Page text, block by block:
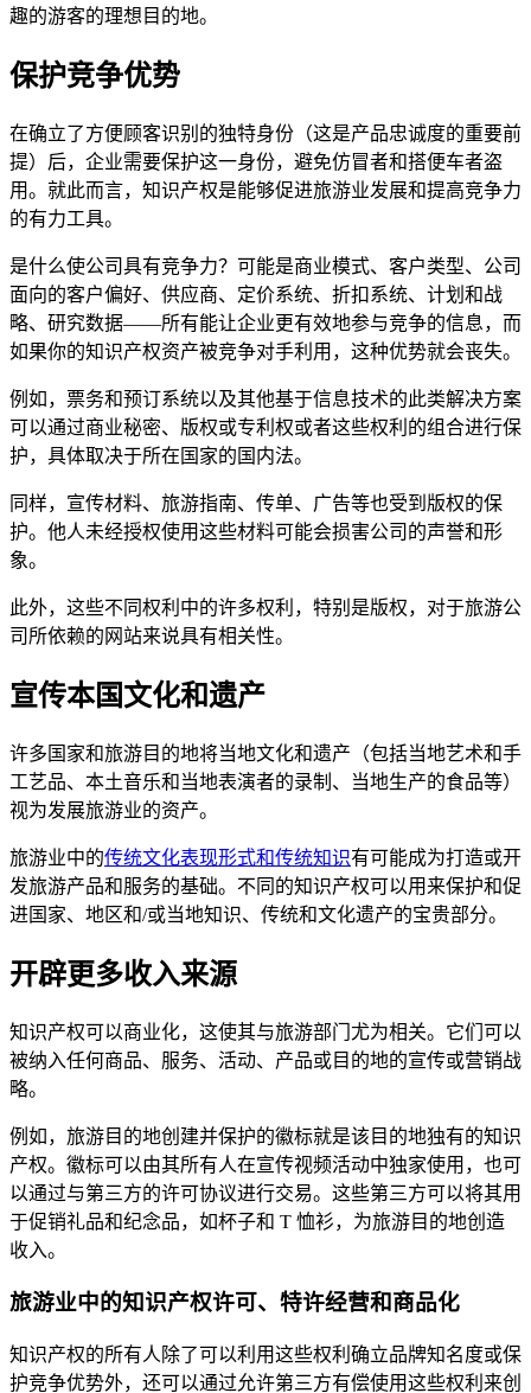
趣的游客的理想目的地。
保护竞争优势
在确立了方便顾客识别的独特身份（这是产品忠诚度的重要前
提）后，企业需要保护这一身份，避免仿冒者和搭便车者盗
用。就此而言，知识产权是能够促进旅游业发展和提高竞争力
的有力工具。
是什么使公司具有竞争力？可能是商业模式、客户类型、公司
面向的客户偏好、供应商、定价系统、折扣系统、计划和战
略、研究数据——所有能让企业更有效地参与竞争的信息，而
如果你的知识产权资产被竞争对手利用，这种优势就会丧失。
例如，票务和预订系统以及其他基于信息技术的此类解决方案
可以通过商业秘密、版权或专利权或者这些权利的组合进行保
护，具体取决于所在国家的国内法。
同样，宣传材料、旅游指南、传单、广告等也受到版权的保
护。他人未经授权使用这些材料可能会损害公司的声誉和形
象。
此外，这些不同权利中的许多权利，特别是版权，对于旅游公
司所依赖的网站来说具有相关性。
宣传本国文化和遗产
许多国家和旅游目的地将当地文化和遗产（包括当地艺术和手
工艺品、本土音乐和当地表演者的录制、当地生产的食品等）
视为发展旅游业的资产。
旅游业中的传统文化表现形式和传统知识有可能成为打造或开
发旅游产品和服务的基础。不同的知识产权可以用来保护和促
进国家、地区和/或当地知识、传统和文化遗产的宝贵部分。
开辟更多收入来源
知识产权可以商业化，这使其与旅游部门尤为相关。它们可以
被纳入任何商品、服务、活动、产品或目的地的宣传或营销战
略。
例如，旅游目的地创建并保护的徽标就是该目的地独有的知识
产权。徽标可以由其所有人在宣传视频活动中独家使用，也可
以通过与第三方的许可协议进行交易。这些第三方可以将其用
于促销礼品和纪念品，如杯子和 T 恤衫，为旅游目的地创造
收入。
旅游业中的知识产权许可、特许经营和商品化
知识产权的所有人除了可以利用这些权利确立品牌知名度或保
护竞争优势外，还可以通过允许第三方有偿使用这些权利来创